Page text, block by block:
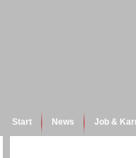
Start News Job &